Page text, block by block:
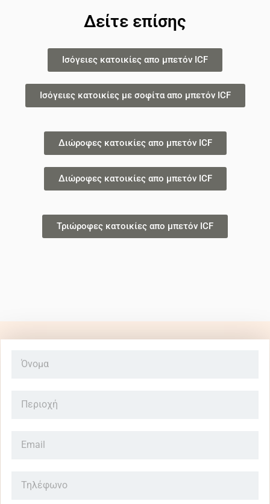
Δείτε επίσης
Ισόγειες κατοικίες απο μπετόν ICF
Ισόγειες κατοικίες με σοφίτα απο μπετόν ICF
Διώροφες κατοικίες απο μπετόν ICF
Διώροφες κατοικίες απο μπετόν ICF
Τριώροφες κατοικίες απο μπετόν ICF